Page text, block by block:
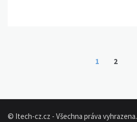
1 2
© Itech-cz.cz - Všechna práva vyhrazena.